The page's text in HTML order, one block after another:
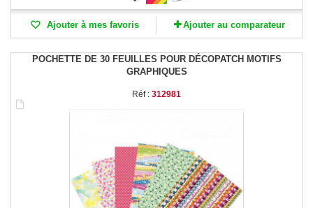
Ajouter à mes favoris Ajouter au comparateur
POCHETTE DE 30 FEUILLES POUR DÉCOPATCH MOTIFS
GRAPHIQUES
Réf : 312981